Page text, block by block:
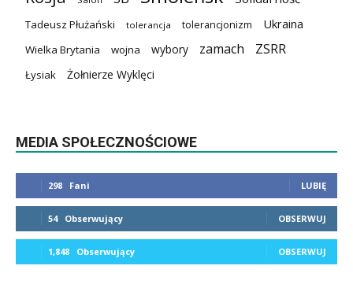
Tadeusz Płużański tolerancja tolerancjonizm Ukraina
Wielka Brytania wojna wybory zamach ZSRR
Łysiak Żołnierze Wyklęci
MEDIA SPOŁECZNOŚCIOWE
298 Fani LUBIĘ
54 Obserwujący OBSERWUJ
1,848 Obserwujący OBSERWUJ